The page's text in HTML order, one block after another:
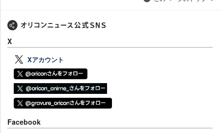
X
Xアカウント
Facebook